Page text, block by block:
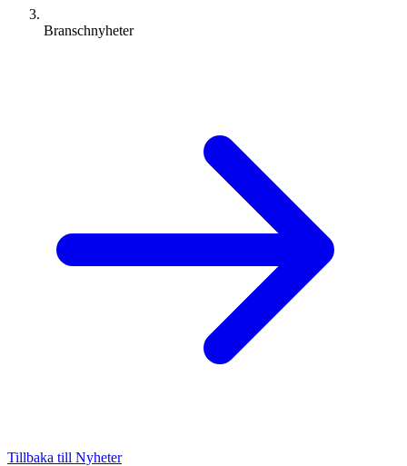
Branschnyheter
Tillbaka till Nyheter